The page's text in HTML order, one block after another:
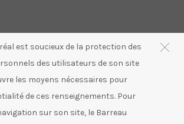
est soucieux de la protection des
des utilisateurs de son site
les moyens nécessaires pour
de ces renseignements. Pour
sur son site, le Barreau